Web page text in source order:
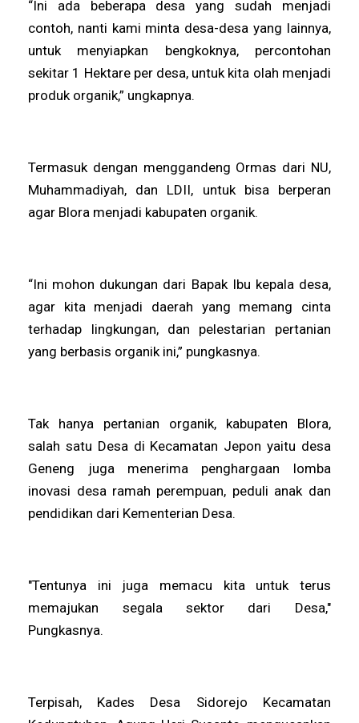
“Ini ada beberapa desa yang sudah menjadi
contoh, nanti kami minta desa-desa yang lainnya,
untuk menyiapkan bengkoknya, percontohan
sekitar 1 Hektare per desa, untuk kita olah menjadi
produk organik,” ungkapnya.
Termasuk dengan menggandeng Ormas dari NU,
Muhammadiyah, dan LDII, untuk bisa berperan
agar Blora menjadi kabupaten organik.
“Ini mohon dukungan dari Bapak Ibu kepala desa,
agar kita menjadi daerah yang memang cinta
terhadap lingkungan, dan pelestarian pertanian
yang berbasis organik ini,” pungkasnya.
Tak hanya pertanian organik, kabupaten Blora,
salah satu Desa di Kecamatan Jepon yaitu desa
Geneng juga menerima penghargaan lomba
inovasi desa ramah perempuan, peduli anak dan
pendidikan dari Kementerian Desa.
"Tentunya ini juga memacu kita untuk terus
memajukan segala sektor dari Desa,"
Pungkasnya.
Terpisah, Kades Desa Sidorejo Kecamatan